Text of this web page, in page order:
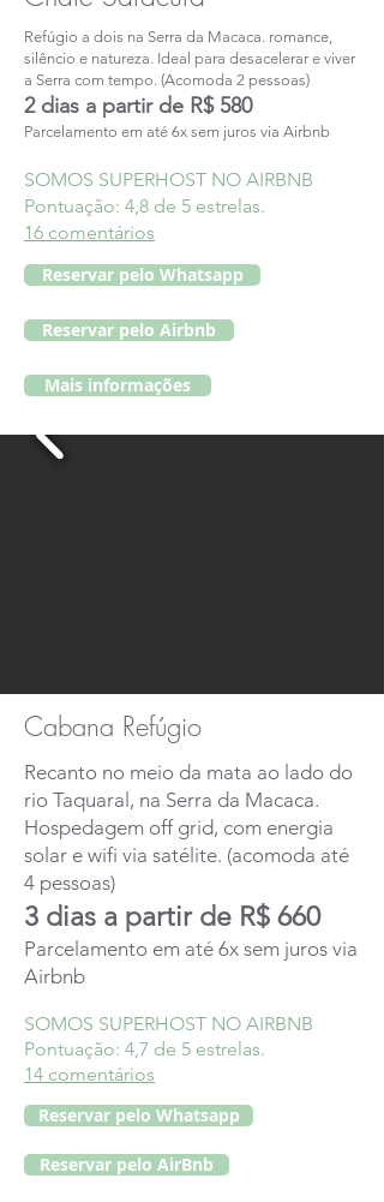
Refúgio a dois na Serra da Macaca. romance,
silêncio e natureza. Ideal para desacelerar e viver
a Serra com tempo. (Acomoda 2 pessoas)​​
2 dias a partir de R$ 580
Parcelamento em até 6x sem juros via Airbnb​
SOMOS SUPERHOST NO AIRBNB
Pontuação: 4,8 de 5 estrelas.
16 comentários
Reservar pelo Whatsapp
Reservar pelo Airbnb
Mais informações
Cabana Refúgio
Recanto no meio da mata ao lado do
rio Taquaral, na Serra da Macaca.
Hospedagem off grid, com energia
solar e wifi via satélite. (acomoda até
4 pessoas)
3 dias a partir de R$ 660
Parcelamento em até 6x sem juros via
Airbnb
SOMOS SUPERHOST NO AIRBNB
Pontuação: 4,7 de 5 estrelas.
14 comentários
Reservar pelo Whatsapp
Reservar pelo AirBnb